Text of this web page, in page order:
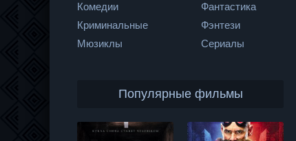
Комедии
Криминальные
Мюзиклы
Фантастика
Фэнтези
Сериалы
Популярные фильмы